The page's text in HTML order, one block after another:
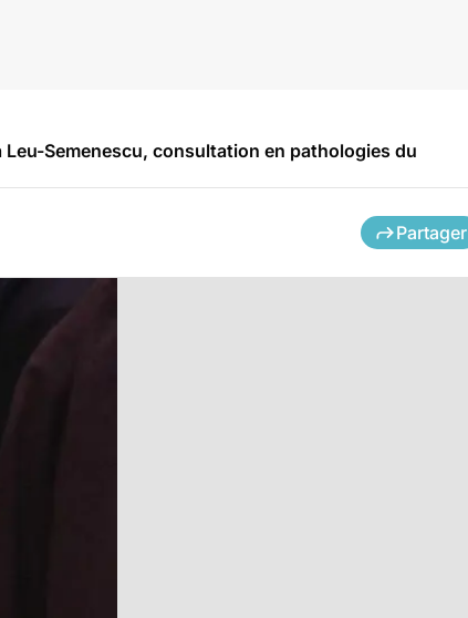
Leu-Semenescu, consultation en pathologies du
Partager